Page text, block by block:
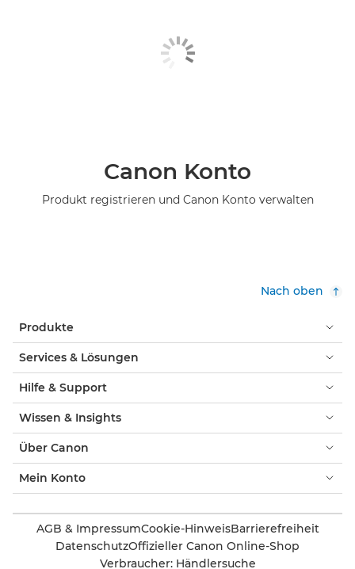
Canon Konto
Produkt registrieren und Canon Konto verwalten
Nach oben
Produkte
Services & Lösungen
Hilfe & Support
Wissen & Insights
Über Canon
Mein Konto
AGB & ImpressumCookie-HinweisBarrierefreiheit
DatenschutzOffizieller Canon Online-Shop
Verbraucher: Händlersuche